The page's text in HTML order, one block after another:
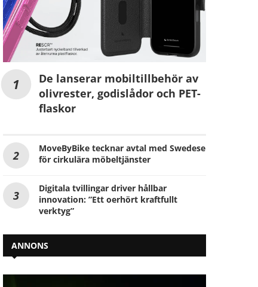
De lanserar mobiltillbehör av
olivrester, godislådor och PET-
flaskor
MoveByBike tecknar avtal med Swedese
för cirkulära möbeltjänster
Digitala tvillingar driver hållbar
innovation: ”Ett oerhört kraftfullt
verktyg”
ANNONS